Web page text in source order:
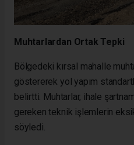
Muhtarlardan Ortak Tepki
Bölgedeki kırsal mahalle
göstererek yol yapım
belirtti. Muhtarlar, ihale
gereken teknik işlemlerin
söyledi.